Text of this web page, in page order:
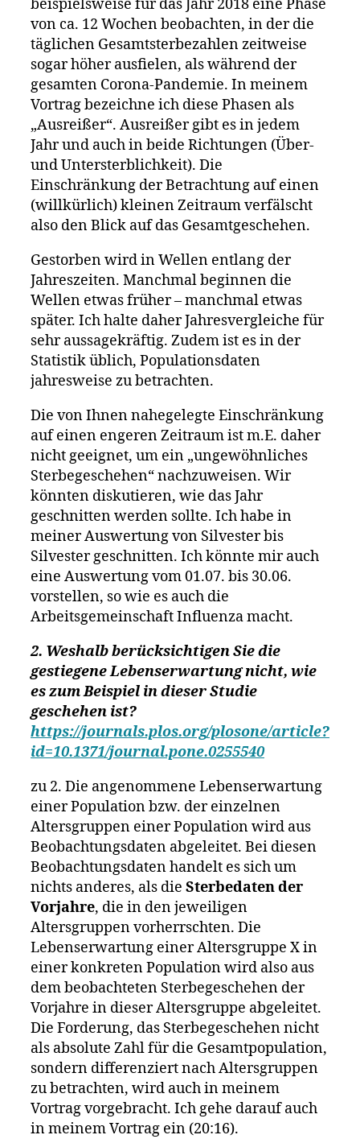
beispielsweise für das Jahr 2018 eine Phase
von ca. 12 Wochen beobachten, in der die
täglichen Gesamtsterbezahlen zeitweise
sogar höher ausfielen, als während der
gesamten Corona-Pandemie. In meinem
Vortrag bezeichne ich diese Phasen als
„Ausreißer“. Ausreißer gibt es in jedem
Jahr und auch in beide Richtungen (Über-
und Untersterblichkeit). Die
Einschränkung der Betrachtung auf einen
(willkürlich) kleinen Zeitraum verfälscht
also den Blick auf das Gesamtgeschehen.
Gestorben wird in Wellen entlang der
Jahreszeiten. Manchmal beginnen die
Wellen etwas früher – manchmal etwas
später. Ich halte daher Jahresvergleiche für
sehr aussagekräftig. Zudem ist es in der
Statistik üblich, Populationsdaten
jahresweise zu betrachten.
Die von Ihnen nahegelegte Einschränkung
auf einen engeren Zeitraum ist m.E. daher
nicht geeignet, um ein „ungewöhnliches
Sterbegeschehen“ nachzuweisen. Wir
könnten diskutieren, wie das Jahr
geschnitten werden sollte. Ich habe in
meiner Auswertung von Silvester bis
Silvester geschnitten. Ich könnte mir auch
eine Auswertung vom 01.07. bis 30.06.
vorstellen, so wie es auch die
Arbeitsgemeinschaft Influenza macht.
2. Weshalb berücksichtigen Sie die
gestiegene Lebenserwartung nicht, wie
es zum Beispiel in dieser Studie
geschehen ist?
https://journals.plos.org/plosone/article?
id=10.1371/journal.pone.0255540
zu 2. Die angenommene Lebenserwartung
einer Population bzw. der einzelnen
Altersgruppen einer Population wird aus
Beobachtungsdaten abgeleitet. Bei diesen
Beobachtungsdaten handelt es sich um
nichts anderes, als die Sterbedaten der
Vorjahre, die in den jeweiligen
Altersgruppen vorherrschten. Die
Lebenserwartung einer Altersgruppe X in
einer konkreten Population wird also aus
dem beobachteten Sterbegeschehen der
Vorjahre in dieser Altersgruppe abgeleitet.
Die Forderung, das Sterbegeschehen nicht
als absolute Zahl für die Gesamtpopulation,
sondern differenziert nach Altersgruppen
zu betrachten, wird auch in meinem
Vortrag vorgebracht. Ich gehe darauf auch
in meinem Vortrag ein (20:16).